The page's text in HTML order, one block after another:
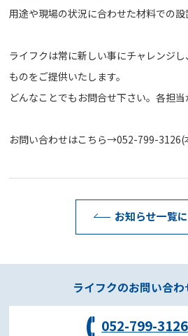
用途や現場の状況に合わせた材料での設
ライフクは常に新しい事にチャレンジ
ものをご提供いたします。
どんなことでもお問合せ下さい。各担当
お問い合わせはこちら→052-799-3126(
お知らせ一覧
ライフクのお問い合わ
052-799-3126